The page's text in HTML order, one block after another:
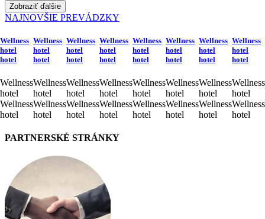
Zobraziť ďalšie
NAJNOVŠIE PREVÁDZKY
Wellness
hotel
hotel
Wellness
hotel
Wellness
hotel
Wellness
hotel
hotel
Wellness
hotel
Wellness
hotel
Wellness
hotel
hotel
Wellness
hotel
Wellness
hotel
Wellness
hotel
hotel
Wellness
hotel
Wellness
hotel
Wellness
hotel
hotel
Wellness
hotel
Wellness
hotel
Wellness
hotel
hotel
Wellness
hotel
Wellness
hotel
Wellness
hotel
hotel
Wellness
hotel
Wellness
hotel
Wellness
hotel
hotel
Wellness
hotel
Wellness
hotel
PARTNERSKÉ STRÁNKY